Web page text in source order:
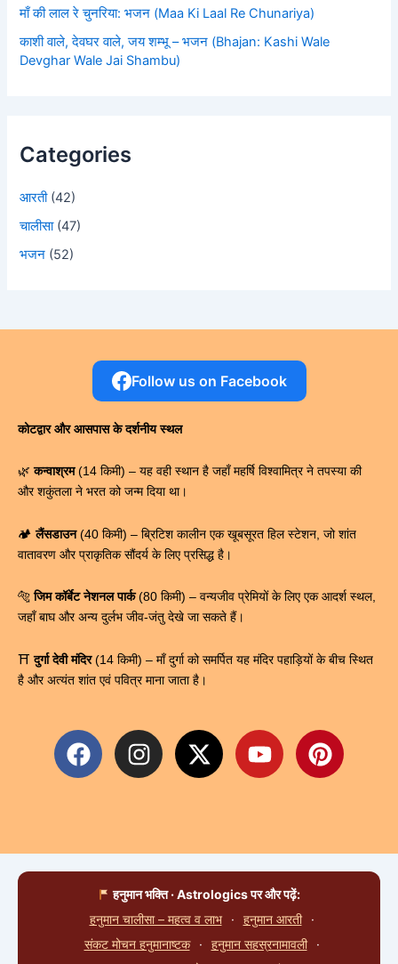
माँ की लाल रे चुनरिया: भजन (Maa Ki Laal Re Chunariya)
काशी वाले, देवघर वाले, जय शम्भू – भजन (Bhajan: Kashi Wale
Devghar Wale Jai Shambu)
Categories
आरती(42)
चालीसा(47)
भजन (52)
Follow us on Facebook
कोटद्वार और आसपास के दर्शनीय स्थल
🌿कन्वाश्रम(14 किमी) – यह वही स्थान है जहाँ महर्षि विश्वामित्र ने तपस्या की
और शकुंतला ने भरत को जन्म दिया था।
🏕️लैंसडाउन(40 किमी) – ब्रिटिश कालीन एक खूबसूरत हिल स्टेशन, जो शांत
वातावरण और प्राकृतिक सौंदर्य के लिए प्रसिद्ध है।
🐅जिम कॉर्बेट नेशनल पार्क(80 किमी) – वन्यजीव प्रेमियों के लिए एक आदर्श स्थल,
जहाँ बाघ और अन्य दुर्लभ जीव-जंतु देखे जा सकते हैं।
⛩दुर्गा देवी मंदिर(14 किमी) – माँ दुर्गा को समर्पित यह मंदिर पहाड़ियों के बीच स्थित
है और अत्यंत शांत एवं पवित्र माना जाता है।
F
a
o
k
I
n
g
r
a
m
X
-
t
t
e
r
Y
o
b
e
P
i
r
हनुमान भक्ति · Astrologics पर और पढ़ें:
हनुमान चालीसा – महत्व व लाभ
· हनुमान आरती
·
संकट मोचन हनुमानाष्टक
· हनुमान सहस्रनामावली
·